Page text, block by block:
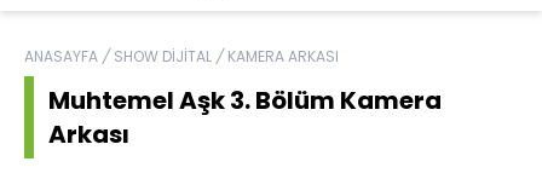
ANASAYFA / SHOW DİJİTAL / KAMERA ARKASI
Muhtemel Aşk 3. Bölüm Kamera
Arkası